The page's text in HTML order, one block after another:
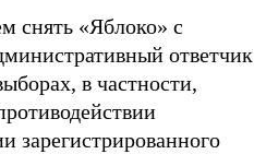
снять «Яблоко» с
ответчик
в частности,
зарегистрированного